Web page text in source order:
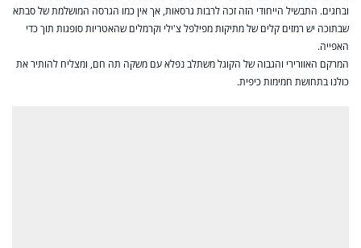
ובחגים. התבשיל הייחודי הזה זכה לרבות גרסאות, אך אין כמו הגרסה המושלמת של סבתא
שבתוכה יש רמזים קלים של מתיקות מפילפל צ'ילי וקרמלים שהאטריות סופגות תוך כדי
האפייה.
המרקם האוורירי והגבוה של הקוגל משתלב נפלא עם משקה תה חם, ומצליח להותיר את
כולנו בתחושת חמימות כיפית.